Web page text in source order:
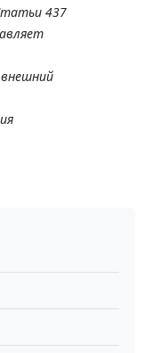
437